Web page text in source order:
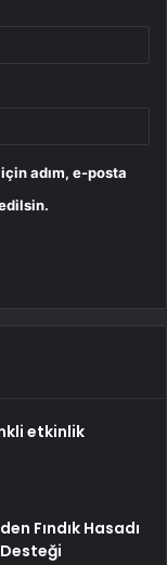
adım, e-posta
etkinlik
Fındık Hasadı